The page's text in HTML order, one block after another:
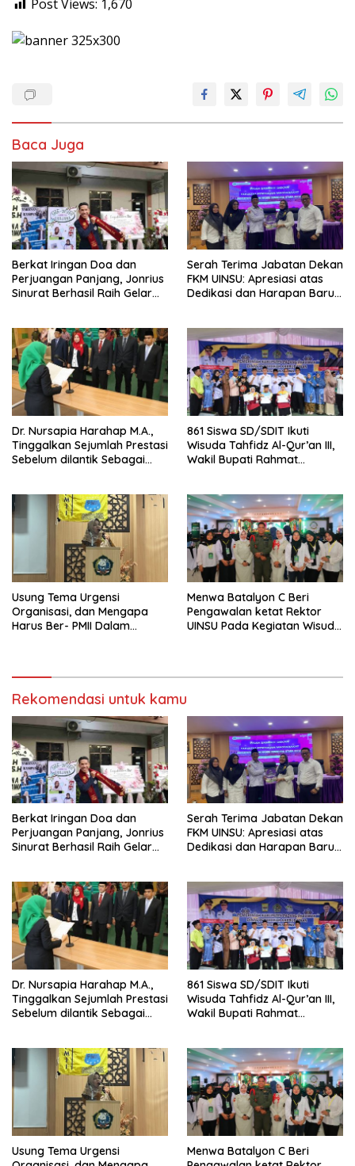
Post Views: 1,670
Baca Juga
Berkat Iringan Doa dan
Perjuangan Panjang, Jonrius
Sinurat Berhasil Raih Gelar
Serah Terima Jabatan Dekan
FKM UINSU: Apresiasi atas
Dedikasi dan Harapan Baru
Dr. Nursapia Harahap M.A.,
Tinggalkan Sejumlah Prestasi
Sebelum dilantik Sebagai
861 Siswa SD/SDIT Ikuti
Wisuda Tahfidz Al-Qur’an III,
Wakil Bupati Rahmat
Karakter dan Spiritual
Generasi Muda,”
Usung Tema Urgensi
Organisasi, dan Mengapa
Harus Ber- PMII Dalam
Menwa Batalyon C Beri
Pengawalan ketat Rektor
UINSU Pada Kegiatan Wisuda
Rekomendasi untuk kamu
Berkat Iringan Doa dan
Perjuangan Panjang, Jonrius
Sinurat Berhasil Raih Gelar
Serah Terima Jabatan Dekan
FKM UINSU: Apresiasi atas
Dedikasi dan Harapan Baru
Dr. Nursapia Harahap M.A.,
Tinggalkan Sejumlah Prestasi
Sebelum dilantik Sebagai
861 Siswa SD/SDIT Ikuti
Wisuda Tahfidz Al-Qur’an III,
Wakil Bupati Rahmat
Karakter dan Spiritual
Generasi Muda,”
Usung Tema Urgensi
Menwa Batalyon C Beri